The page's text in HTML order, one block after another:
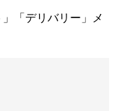
「デリバリー」メ